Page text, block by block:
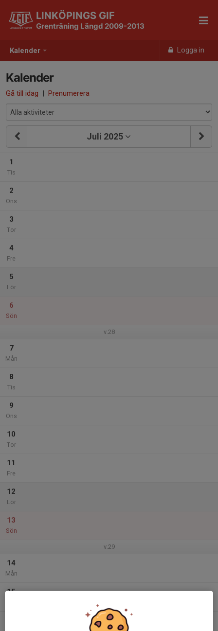
Kalender Logga in
LINKÖPINGS GIF
Grenträning Längd 2009-2013
Kalender
Gå till idag | Prenumerera
Juli 2025
1
Tis
2
Ons
3
Tor
4
Fre
5
Lör
6
Sön
v.28
7
Mån
8
Tis
9
Ons
10
Tor
11
Fre
12
Lör
13
Sön
v.29
14
Mån
15